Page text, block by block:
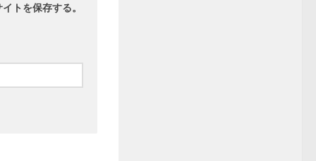
トを保存する。